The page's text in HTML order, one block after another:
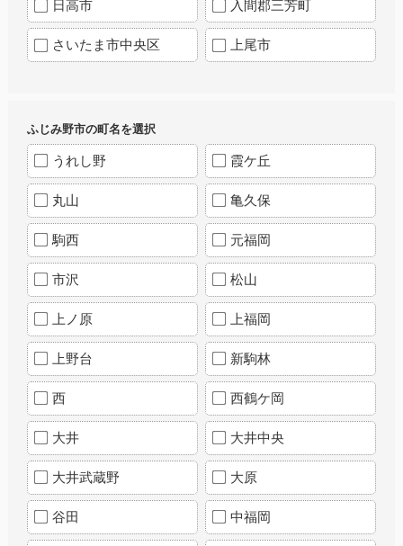
日高市 入間郡三芳町
さいたま市中央区 上尾市
ふじみ野市の町名を選択
うれし野 霞ケ丘
丸山 亀久保
駒西 元福岡
市沢 松山
上ノ原 上福岡
上野台 新駒林
西 西鶴ケ岡
大井 大井中央
大井武蔵野 大原
谷田 中福岡